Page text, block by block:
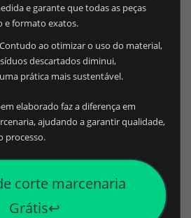
e garante que todas as peças
e formato exatos.
ao otimizar o uso do material,
descartados diminui,
prática mais sustentável.
elaborado faz a diferença em
ajudando a garantir qualidade,
processo.
corte marcenaria
Grátis↩️